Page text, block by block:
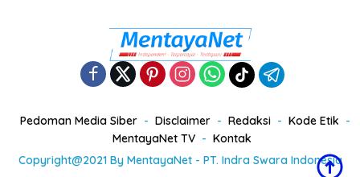
Pedoman Media Siber Disclaimer Redaksi
Kode Etik
MentayaNet TV
Kontak
Copyright@2021 By MentayaNet - PT. Indra Swara Indonesia